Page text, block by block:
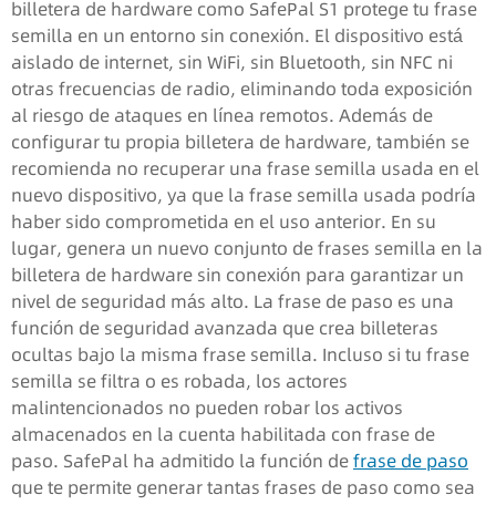
billetera de hardware como SafePal S1 protege tu frase
semilla en un entorno sin conexión. El dispositivo está
aislado de internet, sin WiFi, sin Bluetooth, sin NFC ni
otras frecuencias de radio, eliminando toda exposición
al riesgo de ataques en línea remotos. Además de
configurar tu propia billetera de hardware, también se
recomienda no recuperar una frase semilla usada en el
nuevo dispositivo, ya que la frase semilla usada podría
haber sido comprometida en el uso anterior. En su
lugar, genera un nuevo conjunto de frases semilla en la
billetera de hardware sin conexión para garantizar un
nivel de seguridad más alto. La frase de paso es una
función de seguridad avanzada que crea billeteras
ocultas bajo la misma frase semilla. Incluso si tu frase
semilla se filtra o es robada, los actores
malintencionados no pueden robar los activos
almacenados en la cuenta habilitada con frase de
paso. SafePal ha admitido la función defrase de paso
que te permite generar tantas frases de paso como sea